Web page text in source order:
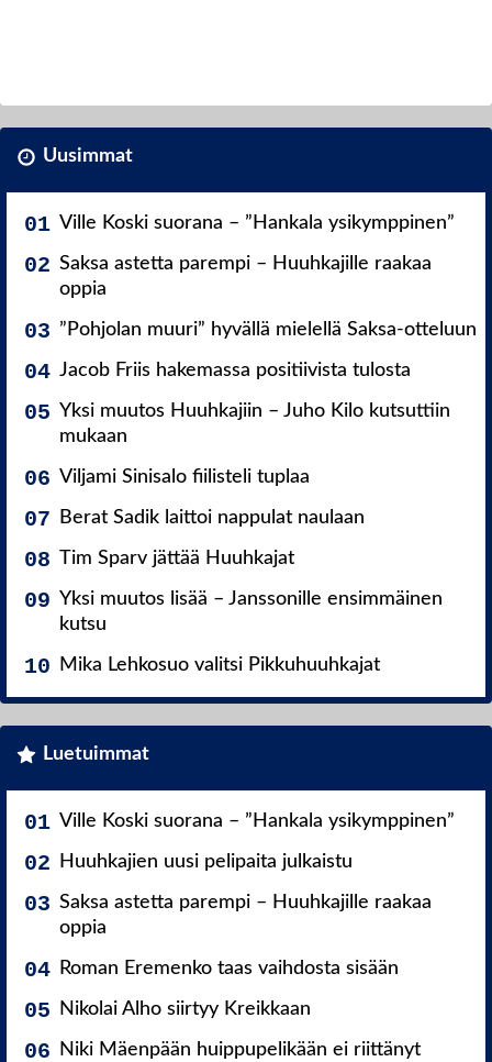
Uusimmat
Ville Koski suorana – ”Hankala ysikymppinen”
Saksa astetta parempi – Huuhkajille raakaa
oppia
”Pohjolan muuri” hyvällä mielellä Saksa-otteluun
Jacob Friis hakemassa positiivista tulosta
Yksi muutos Huuhkajiin – Juho Kilo kutsuttiin
mukaan
Viljami Sinisalo fiilisteli tuplaa
Berat Sadik laittoi nappulat naulaan
Tim Sparv jättää Huuhkajat
Yksi muutos lisää – Janssonille ensimmäinen
kutsu
Mika Lehkosuo valitsi Pikkuhuuhkajat
Luetuimmat
Ville Koski suorana – ”Hankala ysikymppinen”
Huuhkajien uusi pelipaita julkaistu
Saksa astetta parempi – Huuhkajille raakaa
oppia
Roman Eremenko taas vaihdosta sisään
Nikolai Alho siirtyy Kreikkaan
Niki Mäenpään huippupelikään ei riittänyt